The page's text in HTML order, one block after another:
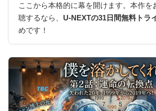
ここから本格的に幕を開けます。本作を
聴するなら、 U-NEXTの31日間無料トラ
めです！